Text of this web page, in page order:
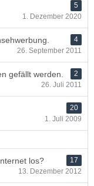
5
1. Dezember 2020
4
26. September 2011
gefällt werden.
2
26. Juli 2011
20
1. Juli 2009
los?
17
13. Dezember 2012